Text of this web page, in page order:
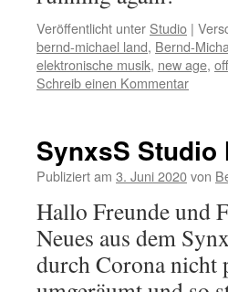
Veröffentlicht unter Studio |
bernd-michael land, Bernd-
elektronische musik, new age,
Schreib einen Kommentar
SynxsS Studio
Publiziert am 3. Juni 2020von
Hallo Freunde und
Neues aus dem
durch Corona nicht